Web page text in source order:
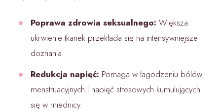
Poprawa zdrowia seksualnego: Większa
ukrwienie tkanek przekłada się na intensywniejsze
doznania.
Redukcja napięć: Pomaga w łagodzeniu bólów
menstruacyjnych i napięć stresowych kumulujących
się w miednicy.